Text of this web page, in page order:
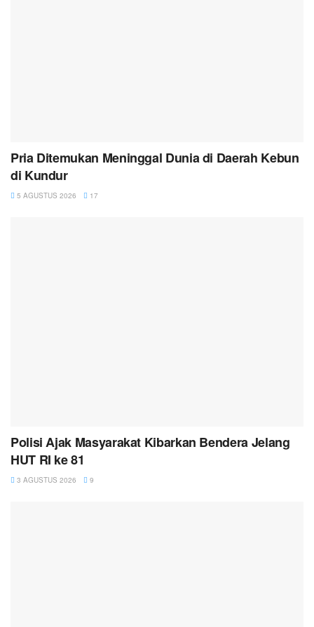
Pria Ditemukan Meninggal Dunia di Daerah Kebun
di Kundur
5 AGUSTUS 2026 17
Polisi Ajak Masyarakat Kibarkan Bendera Jelang
HUT RI ke 81
3 AGUSTUS 2026 9